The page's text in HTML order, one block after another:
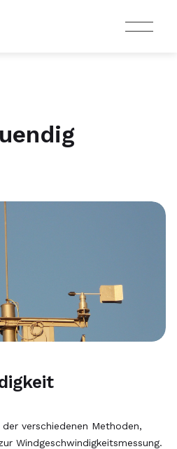
verschiedenen Methoden,
Windgeschwindigkeitsmessung.